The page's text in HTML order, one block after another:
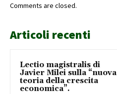
Comments are closed.
Articoli recenti
Lectio magistralis di
Javier Milei sulla “nuova
teoria della crescita
economica”.